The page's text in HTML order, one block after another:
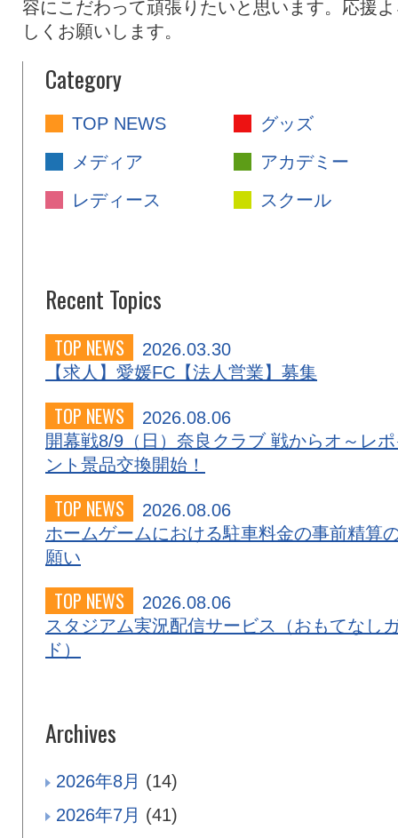
容にこだわって頑張りたいと思います。応援
しくお願いします。
Category
TOP NEWS
グッズ
メディア
アカデミー
レディース
スクール
Recent Topics
TOP NEWS
2026.03.30
【求人】愛媛FC【法人営業】募集
TOP NEWS
2026.08.06
開幕戦8/9（日）奈良クラブ 戦からオ～レ
ント景品交換開始！
TOP NEWS
2026.08.06
ホームゲームにおける駐車料金の事前精算
願い
TOP NEWS
2026.08.06
スタジアム実況配信サービス（おもてなし
ド）
Archives
2026年8月 (14)
2026年7月 (41)